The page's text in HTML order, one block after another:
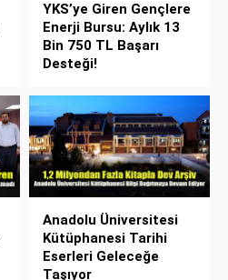
YKS’ye Giren Gençlere
Enerji Bursu: Aylık 13
Bin 750 TL Başarı
Desteği!
Anadolu Üniversitesi
Kütüphanesi Tarihi
Eserleri Geleceğe
Taşıyor